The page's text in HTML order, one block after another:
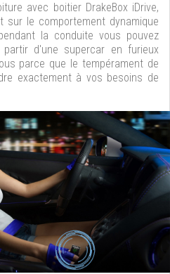
avec boitier DrakeBox iDrive,
sur le comportement dynamique
la conduite vous pouvez
d'une supercar en furieux
parce que le tempérament de
exactement à vos besoins de